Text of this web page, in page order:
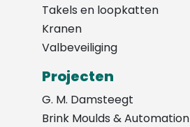
Takels en loopkatten
Kranen
Valbeveiliging
Projecten
G. M. Damsteegt
Brink Moulds & Automation